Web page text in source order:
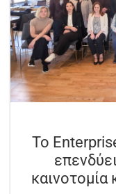
Το
καινοτομία